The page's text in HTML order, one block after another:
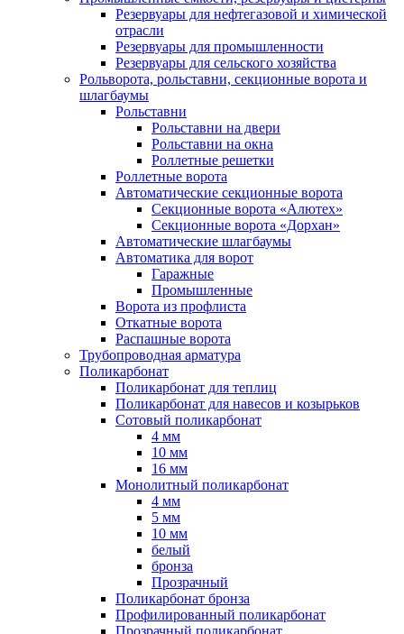
Резервуары для нефтегазовой и химической
отрасли
Резервуары для промышленности
Резервуары для сельского хозяйства
Рольворота, рольставни, секционные ворота и
шлагбаумы
Рольставни
Рольставни на двери
Рольставни на окна
Роллетные решетки
Роллетные ворота
Автоматические секционные ворота
Секционные ворота «Алютех»
Секционные ворота «Дорхан»
Автоматические шлагбаумы
Автоматика для ворот
Гаражные
Промышленные
Ворота из профлиста
Откатные ворота
Распашные ворота
Трубопроводная арматура
Поликарбонат
Поликарбонат для теплиц
Поликарбонат для навесов и козырьков
Сотовый поликарбонат
4 мм
10 мм
16 мм
Монолитный поликарбонат
4 мм
5 мм
10 мм
белый
бронза
Прозрачный
Поликарбонат бронза
Профилированный поликарбонат
Прозрачный поликарбонат